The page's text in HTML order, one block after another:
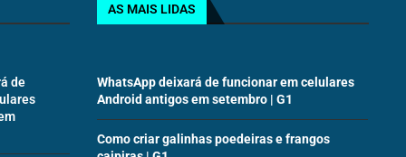
de
AS MAIS LIDAS
WhatsApp deixará de funcionar em celulares
Android antigos em setembro | G1
Como criar galinhas poedeiras e frangos